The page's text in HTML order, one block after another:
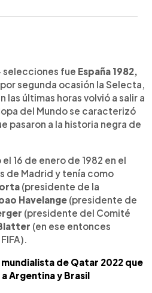
selecciones fue España 1982,
segunda ocasión la Selecta,
las últimas horas volvió a salir a
del Mundo se caracterizó
pasaron a la historia negra de
16 de enero de 1982 en el
de Madrid y tenía como
(presidente de la
Havelange (presidente de
(presidente del Comité
(en ese entonces
de Qatar 2022 que
Argentina y Brasil